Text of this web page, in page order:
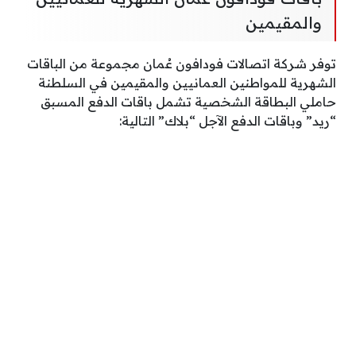
والمقيمين
توفر شركة اتصالات فودافون عُمان مجموعة من الباقات
الشهرية للمواطنين العمانيين والمقيمين في السلطنة
حاملي البطاقة الشخصية تشمل باقات الدفع المسبق
“ريد” وباقات الدفع الآجل “بلاك” التالية: